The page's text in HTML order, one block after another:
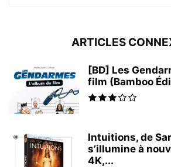
ARTICLES
[BD] Les
film (Bamboo
Intuitions, de
s’illumine à
4K,...